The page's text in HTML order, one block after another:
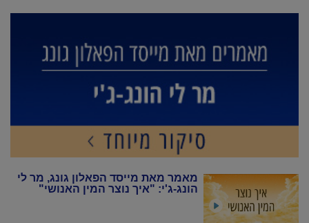
מאמר מאת מייסד הפאלון גונג, מר לי
הונג-ג'י: "איך נוצר המין האנושי"